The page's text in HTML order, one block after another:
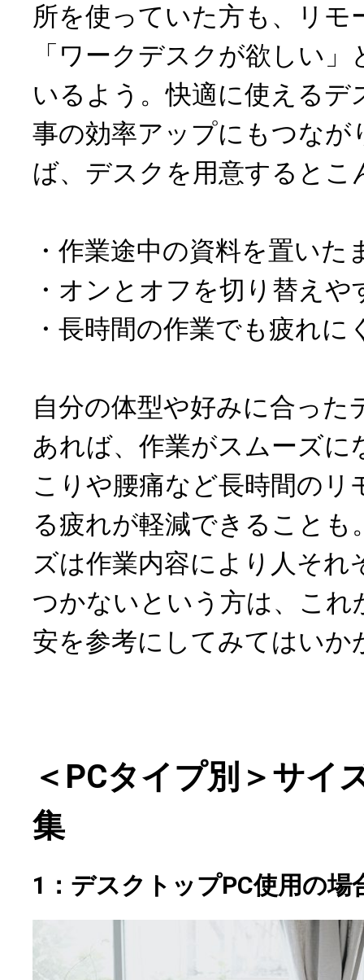
所を使っていた方も、リモ
「ワークデスクが欲しい
いるよう。快適に使えるデ
事の効率アップにもつなが
ば、デスクを用意するとこ
・作業途中の資料を置いた
・オンとオフを切り替えや
・長時間の作業でも疲れに
自分の体型や好みに合った
あれば、作業がスムーズに
こりや腰痛など長時間のリ
る疲れが軽減できることも
ズは作業内容により人それ
つかないという方は、これ
安を参考にしてみてはいか
＜PCタイプ別＞サイ
集
1：デスクトップPC使用の